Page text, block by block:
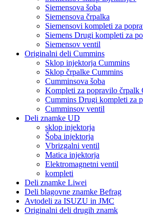
Siemensova šoba
Siemensova črpalka
Siemensovi kompleti za
Siemens Drugi kompleti za
Siemensov ventil
Originalni deli Cummins
Sklop injektorja Cummins
Sklop črpalke Cummins
Cumminsova šoba
Kompleti za popravilo črpalk
Cummins Drugi kompleti za
Cumminsov ventil
Deli znamke UD
sklop injektorja
Šoba injektorja
Vbrizgalni ventil
Matica injektorja
Elektromagnetni ventil
kompleti
Deli znamke Liwei
Deli blagovne znamke Befrag
Avtodeli za ISUZU in JMC
Originalni deli drugih znamk